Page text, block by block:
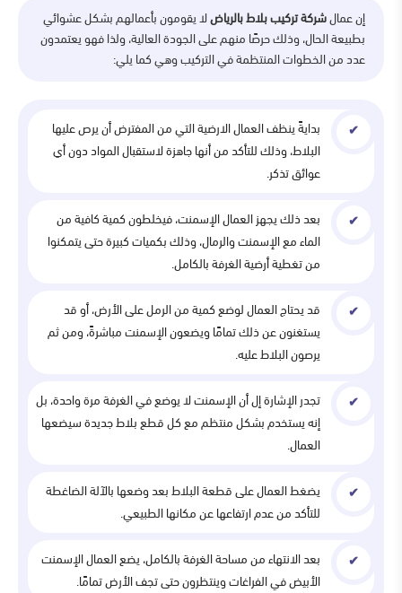
إن عمالشركة تركيب بلاط بالرياضلا يقومون بأعمالهم بشكل عشوائي
بطبيعة الحال، وذلك حرصًا منهم على الجودة العالية، ولذا فهو يعتمدون
عدد من الخطوات المنتظمة في التركيب وهي كما يلي:
بدايةً ينظف العمال الارضية التي من المفترض أن يرص عليها
البلاط، وذلك للتأكد من أنها جاهزة لاستقبال المواد دون أي
عوائق تذكر.
بعد ذلك يجهز العمال الإسمنت، فيخلطون كمية كافية من
الماء مع الإسمنت والرمال، وذلك بكميات كبيرة حتى يتمكنوا
من تغطية أرضية الغرفة بالكامل.
قد يحتاج العمال لوضع كمية من الرمل على الأرض، أو قد
يستغنون عن ذلك تمامًا ويضعون الإسمنت مباشرةً، ومن ثم
يرصون البلاط عليه.
تجدر الإشارة إل أن الإسمنت لا يوضع في الغرفة مرة واحدة، بل
إنه يستخدم بشكل منتظم مع كل قطع بلاط جديدة سيضعها
العمال.
يضغط العمال على قطعة البلاط بعد وضعها بالآلة الضاغطة
للتأكد من عدم ارتفاعها عن مكانها الطبيعي.
بعد الانتهاء من مساحة الغرفة بالكامل، يضع العمال الإسمنت
الأبيض في الفراغات وينتظرون حتى تجف الأرض تمامًا.